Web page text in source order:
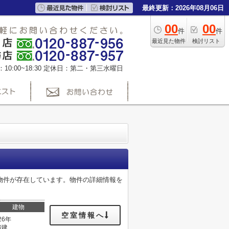
最終更新：2026年08月06日
00件
最近見た物件
00件
検討リスト
10:00~18:30 定休日：第二・第三水曜日
が存在しています。物件の詳細情報を
建物
年
建
空室情報へ